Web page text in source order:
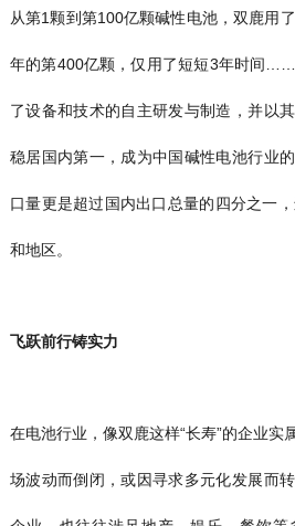
从第1颗到第100亿颗碱性电池，双鹿用
年的第400亿颗，仅用了短短3年时间
了设备和技术的自主研发与制造，并以
稳居国内第一，成为中国碱性电池行业
口量更是超过国内出口总量的四分之一
和地区。
飞跃前行铸实力
在电池行业，像双鹿这样“长寿”的企业实
场波动而倒闭，或因寻求多元化发展而